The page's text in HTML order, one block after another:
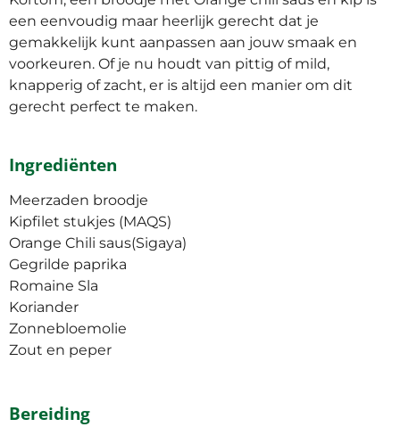
een eenvoudig maar heerlijk gerecht dat je
gemakkelijk kunt aanpassen aan jouw smaak en
voorkeuren. Of je nu houdt van pittig of mild,
knapperig of zacht, er is altijd een manier om dit
gerecht perfect te maken.
Ingrediënten
Meerzaden broodje
Kipfilet stukjes (MAQS)
Orange Chili saus(Sigaya)
Gegrilde paprika
Romaine Sla
Koriander
Zonnebloemolie
Zout en peper
Bereiding